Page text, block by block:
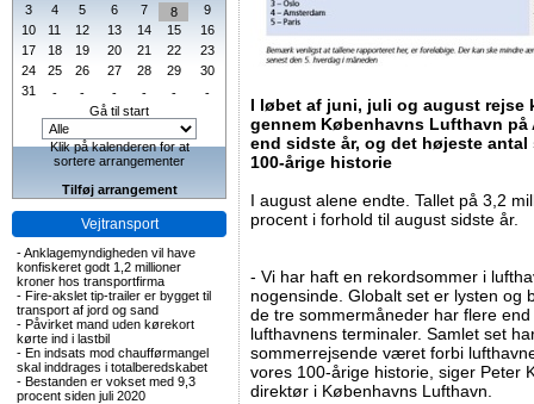
3
4 5 6 7 8
9
10
11 12 13 14 15
16
17
18 19 20 21 22
23
24
25 26 27 28 29
30
31
- - - - -
-
Gå til start
Klik på kalenderen for at
sortere arrangementer
Tilføj arrangement
Vejtransport
-Anklagemyndigheden vil have
konfiskeret godt 1,2 millioner
kroner hos transportfirma
- Fire-akslet tip-trailer er bygget til
transport af jord og sand
- Påvirket mand uden kørekort
kørte ind i lastbil
- En indsats mod chaufførmangel
skal inddrages i totalberedskabet
- Bestanden er vokset med 9,3
procent siden juli 2020
I løbet af juni, juli og august rejse
gennem Københavns Lufthavn på
end sidste år, og det højeste
100-årige historie
I august alene endte. Tallet på 3,2
procent i forhold til august sidste år.
- Vi har haft en rekordsommer i
nogensinde. Globalt set er lysten og
de tre sommermåneder har flere
lufthavnens terminaler. Samlet set
sommerrejsende været forbi
vores 100-årige historie, siger Peter
direktør i Københavns Lufthavn.